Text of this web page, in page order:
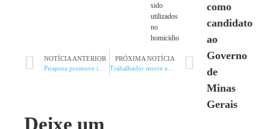
sido
utilizados
no
homicídio
NOTÍCIA ANTERIOR
PRÓXIMA NOTÍCIA
Deixe um
como
candidato
ao
Governo
de
Minas
Gerais